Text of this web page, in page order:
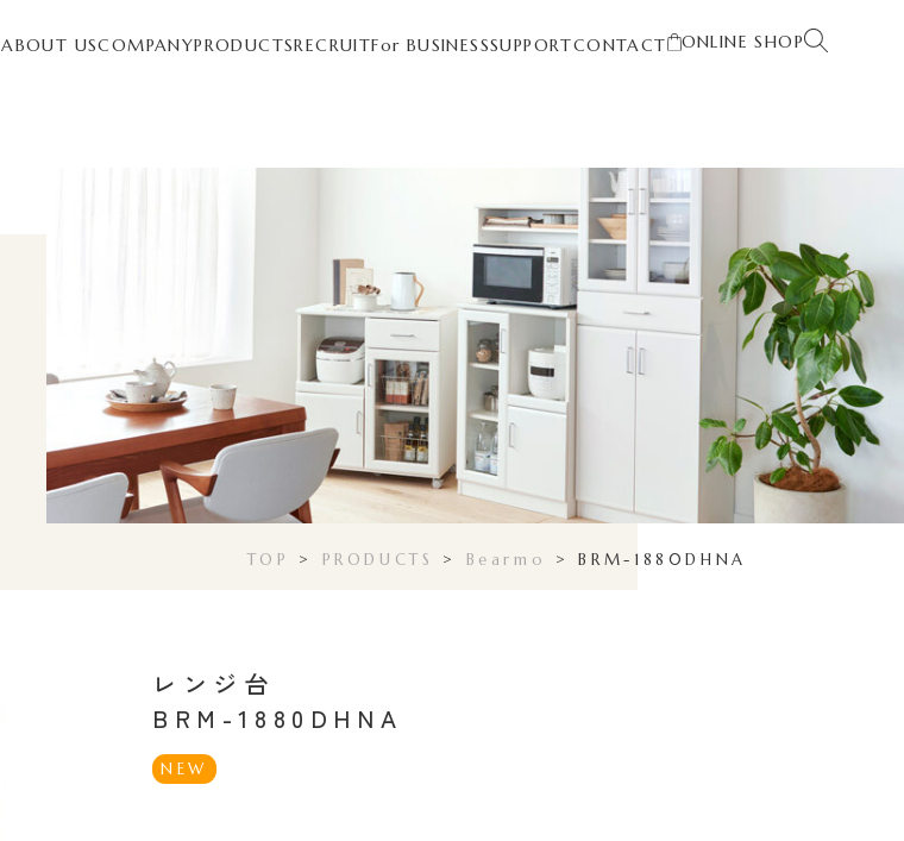
ABOUT USCOMPANYPRODUCTSRECRUITFor BUSINESSSUPPORTCONTACT ONLINE SHOP
TOP > PRODUCTS > Bearmo >BRM-1880DHNA
レンジ台
BRM-1880DHNA
NEW